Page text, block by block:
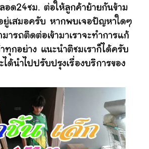
อด24ชม. ต่อให้ลูกค้าย้ายกันข้าม
ยู่เสมอครับ หากพบเจอปัญหาใดๆ
ารถติดต่อเข้ามาเราจะทำการแก้
กอย่าง แนะนำติชมเราก็ได้ครับ
ได้นำไปปรับปรุงเรื่องบริการของ